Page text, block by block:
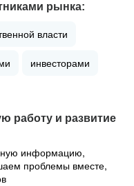
рынка:
власти
инвесторами
работу и развитие
информацию,
проблемы вместе,